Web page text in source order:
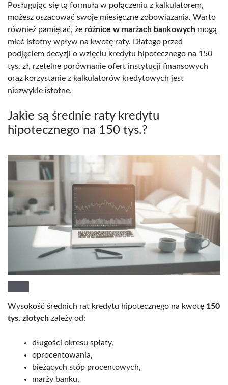
Posługując się tą formułą w połączeniu z kalkulatorem,
możesz oszacować swoje miesięczne zobowiązania. Warto
również pamiętać, że różnice w marżach bankowych mogą
mieć istotny wpływ na kwotę raty. Dlatego przed
podjęciem decyzji o wzięciu kredytu hipotecznego na 150
tys. zł, rzetelne porównanie ofert instytucji finansowych
oraz korzystanie z kalkulatorów kredytowych jest
niezwykle istotne.
Jakie są średnie raty kredytu
hipotecznego na 150 tys.?
Wysokość średnich rat kredytu hipotecznego na kwotę 150
tys. złotych zależy od:
długości okresu spłaty,
oprocentowania,
bieżących stóp procentowych,
marży banku,